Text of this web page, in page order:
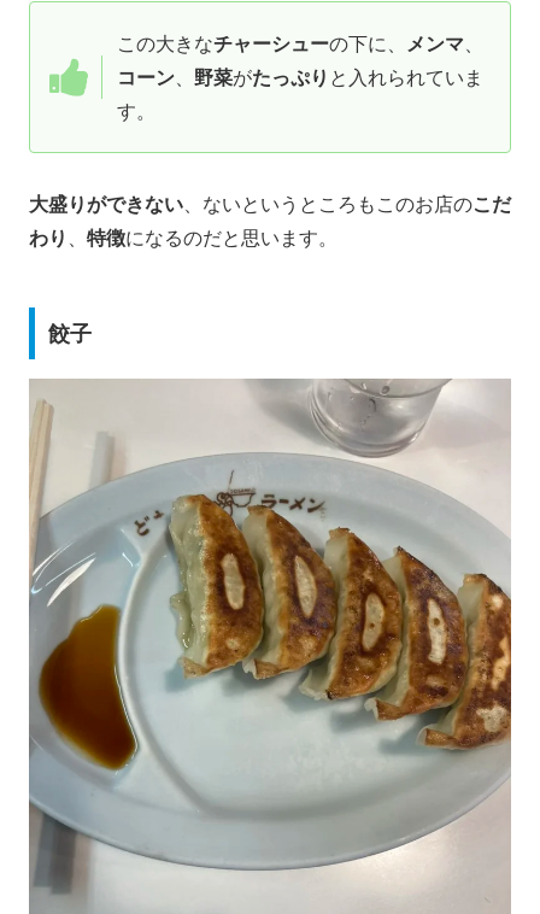
この大きなチャーシューの下に、 メンマ、
コーン、 野菜がたっぷり と入れられていま
す。
大盛りができない、ないというところもこのお店のこだ
わり 、 特徴になるのだと思います。
餃子